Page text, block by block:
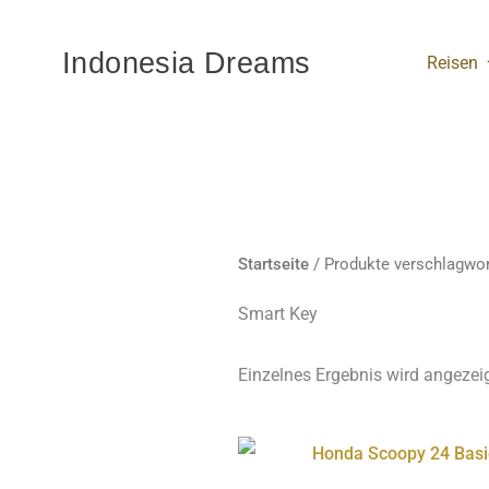
Indonesia Dreams Reisen
Startseite/ Produkte
Smart Key
Einzelnes Ergebnis wird